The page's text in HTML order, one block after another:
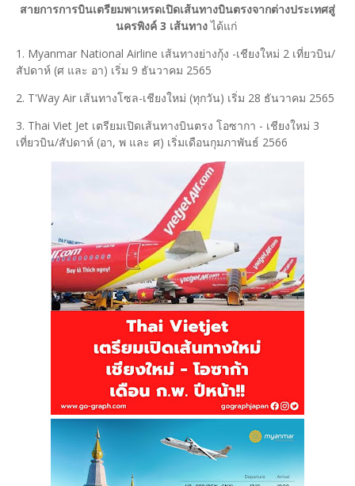
สายการการบินเตรียมพาเหรดเปิดเส้นทางบินตรงจากต่างประเทศสู่
นครพิงค์ 3 เส้นทางได้แก่
1. Myanmar National Airline เส้นทางย่างกุ้ง -เชียงใหม่ 2 เที่ยวบิน/
สัปดาห์ (ศ และ อา) เริ่ม 9 ธันวาคม 2565
2. T'Way Air เส้นทางโซล-เชียงใหม่ (ทุกวัน) เริ่ม 28 ธันวาคม 2565
3. Thai Viet Jet เตรียมเปิดเส้นทางบินตรง โอซากา - เชียงใหม่ 3
เที่ยวบิน/สัปดาห์ (อา, พ และ ศ) เริ่มเดือนกุมภาพันธ์ 2566